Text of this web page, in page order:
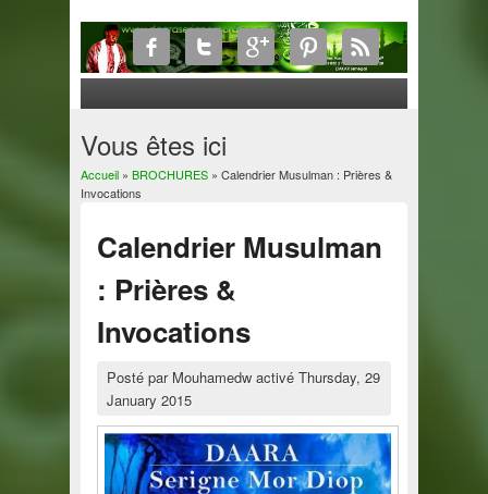
Vous êtes ici
Accueil» BROCHURES» Calendrier Musulman : Prières &
Invocations
Calendrier Musulman
: Prières &
Invocations
Posté par Mouhamedwactivé Thursday, 29
January 2015